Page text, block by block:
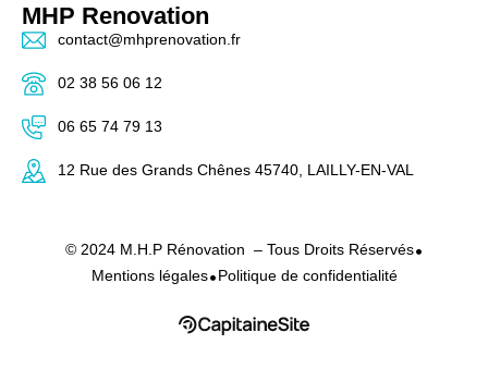
MHP Renovation
contact@mhprenovation.fr
02 38 56 06 12
06 65 74 79 13
12 Rue des Grands Chênes 45740, LAILLY-EN-VAL
© 2024 M.H.P Rénovation – Tous Droits Réservés•
Mentions légales•Politique de confidentialité